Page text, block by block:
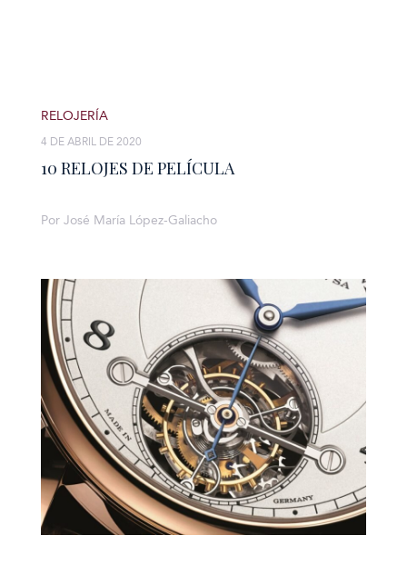
10 RELOJES DE PELÍCULA
4 DE ABRIL DE 2020
RELOJERÍA
Por José María López-Galiacho